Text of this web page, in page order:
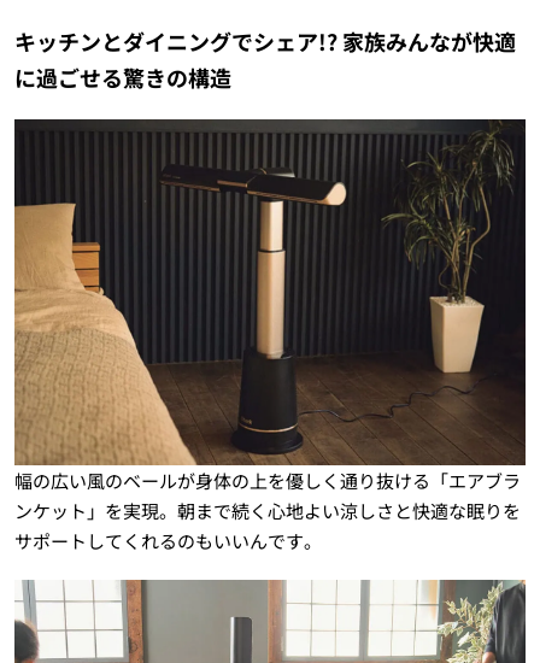
キッチンとダイニングでシェア!? 家族みんなが快適
に過ごせる驚きの構造
幅の広い風のベールが身体の上を優しく通り抜ける「エアブラ
ンケット」を実現。朝まで続く心地よい涼しさと快適な眠りを
サポートしてくれるのもいいんです。